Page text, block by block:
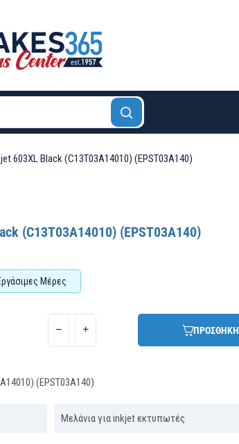
603XL Black (C13T03A14010) (EPST03A140)
(C13T03A14010) (EPST03A140)
Μέρες
ΠΡΟΣΘΗΚΗ
(EPST03A140)
Μελάνια για inkjet εκτυπωτές